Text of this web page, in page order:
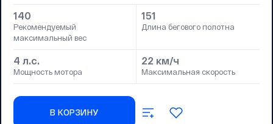
140
Рекомендуемый
максимальный вес
151
Длина бегового полотна
4 л.с.
Мощность мотора
22 км/ч
Максимальная скорость
В КОРЗИНУ